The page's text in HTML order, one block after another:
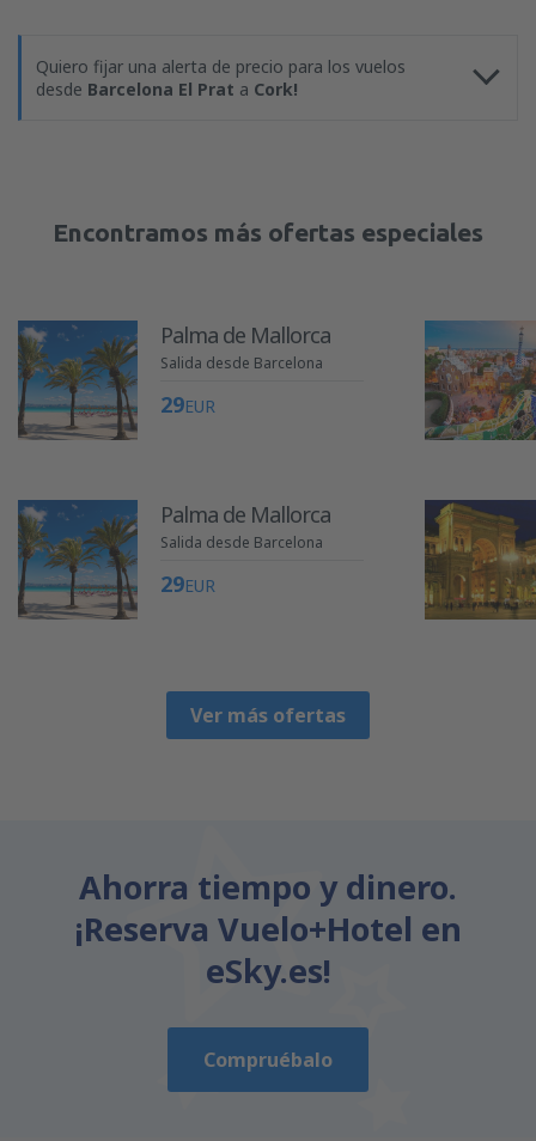
Quiero fijar una alerta de precio para los vuelos
desde Barcelona El Prat a Cork!
Encontramos más ofertas especiales
Palma de Mallorca
Salida desde Barcelona
29EUR
Palma de Mallorca
Salida desde Barcelona
29EUR
Ver más ofertas
Ahorra tiempo y dinero.
¡Reserva Vuelo+Hotel en
eSky.es!
Compruébalo